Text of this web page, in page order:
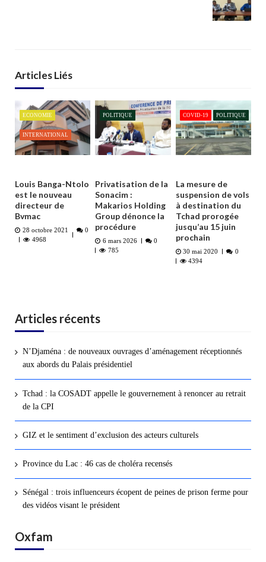
Articles Liés
ECONOMIE
INTERNATIONAL
Louis Banga-Ntolo
est le nouveau
directeur de
Bvmac
28 octobre 2021
0
4968
POLITIQUE
Privatisation de la
Sonacim :
Makarios Holding
Group dénonce la
procédure
6 mars 2026
0
785
COVID-19 POLITIQUE
La mesure de
suspension de vols
à destination du
Tchad prorogée
jusqu’au 15 juin
prochain
30 mai 2020
0
4394
Articles récents
N’Djaména : de nouveaux ouvrages d’aménagement réceptionnés
aux abords du Palais présidentiel
Tchad : la COSADT appelle le gouvernement à renoncer au retrait
de la CPI
GIZ et le sentiment d’exclusion des acteurs culturels
Province du Lac : 46 cas de choléra recensés
Sénégal : trois influenceurs écopent de peines de prison ferme pour
des vidéos visant le président
Oxfam